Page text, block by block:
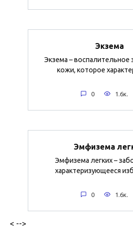
Экзема
Экзема – воспалительное
кожи, которое
0 1.6к.
Эмфизема
Эмфизема легких –
характеризующееся
0 1.6к.
< -->